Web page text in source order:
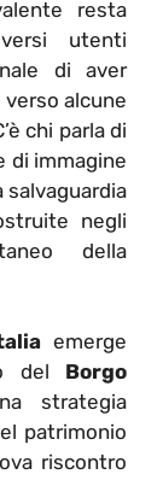
resta
utenti
di aver
alcune
chi parla di
di immagine
negli
della
emerge
del Borgo
strategia
patrimonio
riscontro